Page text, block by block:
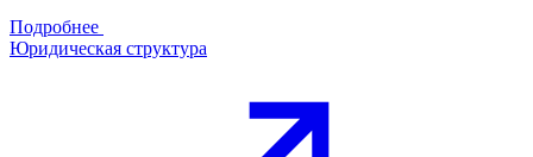
Подробнее
Юридическая структура